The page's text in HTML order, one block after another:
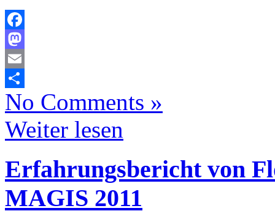
Facebook
Mastodon
Email
Teilen
No Comments »
Weiter lesen
Erfahrungsbericht von
MAGIS 2011